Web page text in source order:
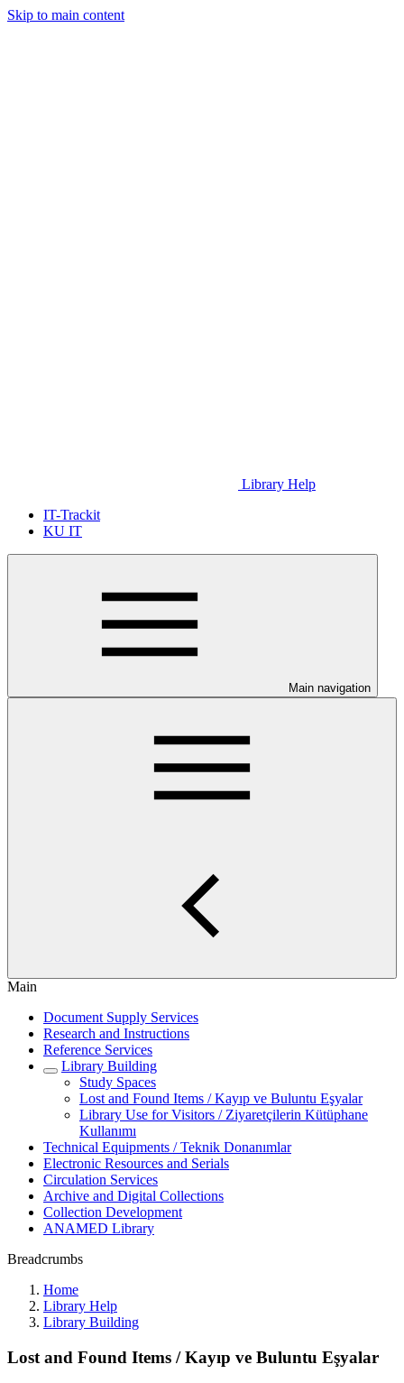
Skip to main content
Library Help
IT-Trackit
KU IT
Main navigation
Main
Document Supply Services
Research and Instructions
Reference Services
Library Building
Study Spaces
Lost and Found Items / Kayıp ve Buluntu Eşyalar
Library Use for Visitors / Ziyaretçilerin Kütüphane
Kullanımı
Technical Equipments / Teknik Donanımlar
Electronic Resources and Serials
Circulation Services
Archive and Digital Collections
Collection Development
ANAMED Library
Breadcrumbs
Home
Library Help
Library Building
Lost and Found Items / Kayıp ve Buluntu Eşyalar